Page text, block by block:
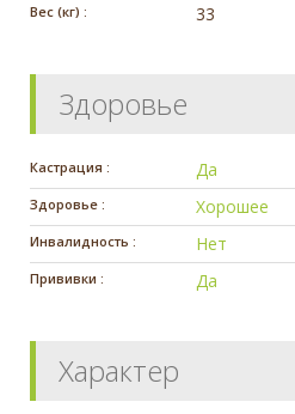
Вес (кг) : 33
Здоровье
Кастрация : Да
Здоровье : Хорошее
Инвалидность : Нет
Прививки : Да
Характер